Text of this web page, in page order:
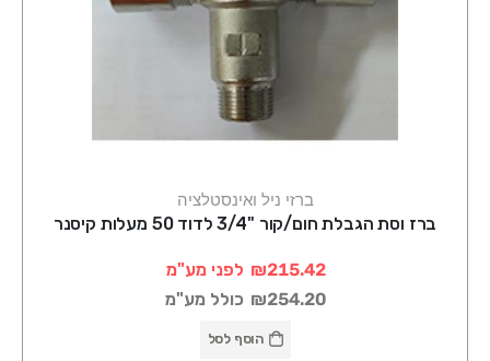
ברזי ניל ואינסטלציה
ברז וסת הגבלת חום/קור "3/4 לדוד 50 מעלות קיסנר
₪215.42 לפני מע"מ
₪254.20 כולל מע"מ
הוסף לסל